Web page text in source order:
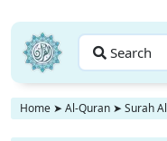
Search
Home ➤ Al-Quran ➤ Surah